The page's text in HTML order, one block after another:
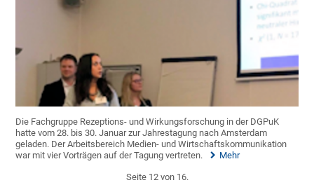
Die Fachgruppe Rezeptions- und Wirkungsforschung in der DGPuK
hatte vom 28. bis 30. Januar zur Jahrestagung nach Amsterdam
geladen. Der Arbeitsbereich Medien- und Wirtschaftskommunikation
war mit vier Vorträgen auf der Tagung vertreten.
Mehr
Seite 12 von 16.